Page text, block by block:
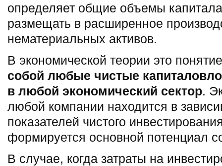
определяет общие объемы
размещать в расширенное
нематериальных активов.
В экономической теории это
собой любые чистые
в любой экономический сектор.
любой компании находится в
показателей чистого
формируется основной потенциал
В случае, когда затраты на